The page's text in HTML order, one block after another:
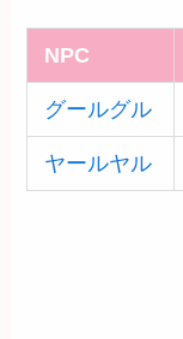
NPC
グールグル
ヤールヤル